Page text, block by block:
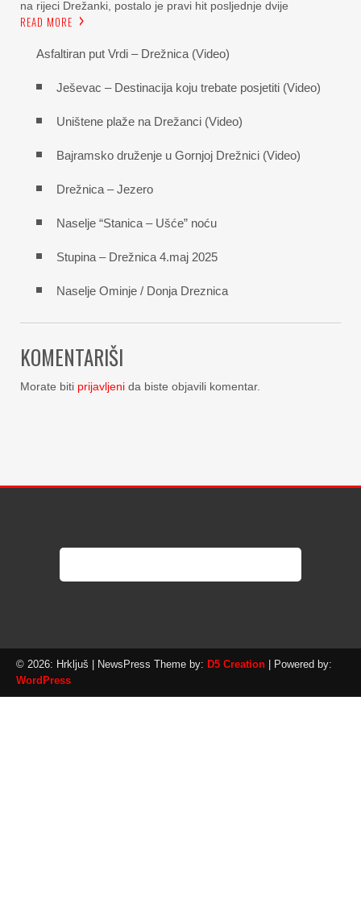
na rijeci Drežanki, postalo je pravi hit posljednje dvije
READ MORE
Asfaltiran put Vrdi – Drežnica (Video)
Ješevac – Destinacija koju trebate posjetiti (Video)
Uništene plaže na Drežanci (Video)
Bajramsko druženje u Gornjoj Drežnici (Video)
Drežnica – Jezero
Naselje “Stanica – Ušće” noću
Stupina – Drežnica 4.maj 2025
Naselje Ominje / Donja Dreznica
KOMENTARIŠI
Morate biti prijavljeni da biste objavili komentar.
© 2026: Hrkljuš | NewsPress Theme by: D5 Creation | Powered by:
WordPress